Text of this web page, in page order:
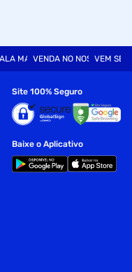
MARTVENDA NO NOSSO SITE
VEM SER
Site 100% Seguro
Baixe o Aplicativo